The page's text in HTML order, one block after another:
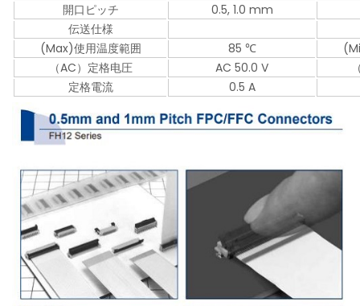
開口ピッチ 0.5, 1.0 mm
伝送仕様
(Max)使用温度範囲
85 ℃
（AC）定格电圧
AC 50.0 V
定格電流
0.5 A